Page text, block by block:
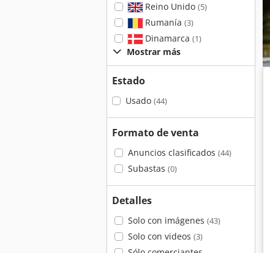
Reino Unido (5)
Rumanía (3)
Dinamarca (1)
Mostrar más
Estado
Usado (44)
Formato de venta
Anuncios clasificados (44)
Subastas (0)
Detalles
Solo con imágenes (43)
Solo con videos (3)